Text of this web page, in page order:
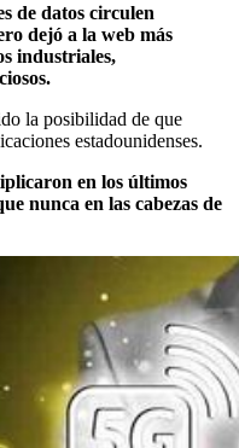
de datos circulen
dejó a la web más
industriales,
la posibilidad de que
estadounidenses.
en los últimos
nunca en las cabezas de